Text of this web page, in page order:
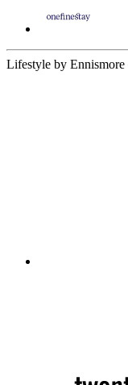
Lifestyle by Ennismore